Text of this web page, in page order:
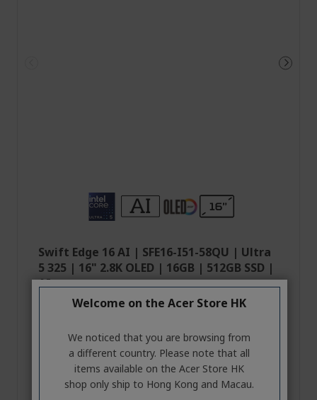
Swift Edge 16 AI | SFE16-I51-58QU | Ultra
5 325 | 16" 2.8K OLED | 16GB | 512GB SSD |
AI ...
NX.JXECF.005
HK$12,398.00
有庫存 ; 下單後 2 - 3 個工作天內送達
可選擇到專門店自取
Welcome on the Acer Store HK
We noticed that you are browsing from
a different country. Please note that all
items available on the Acer Store HK
shop only ship to Hong Kong and Macau.